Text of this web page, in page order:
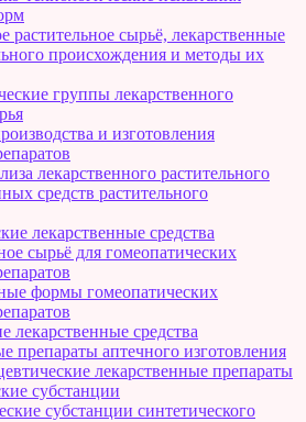
растительное сырьё, лекарственные
происхождения и методы их
группы лекарственного
и изготовления
лекарственного растительного
средств растительного
лекарственные средства
сырьё для гомеопатических
формы гомеопатических
лекарственные средства
препараты аптечного изготовления
лекарственные препараты
субстанции
субстанции синтетического